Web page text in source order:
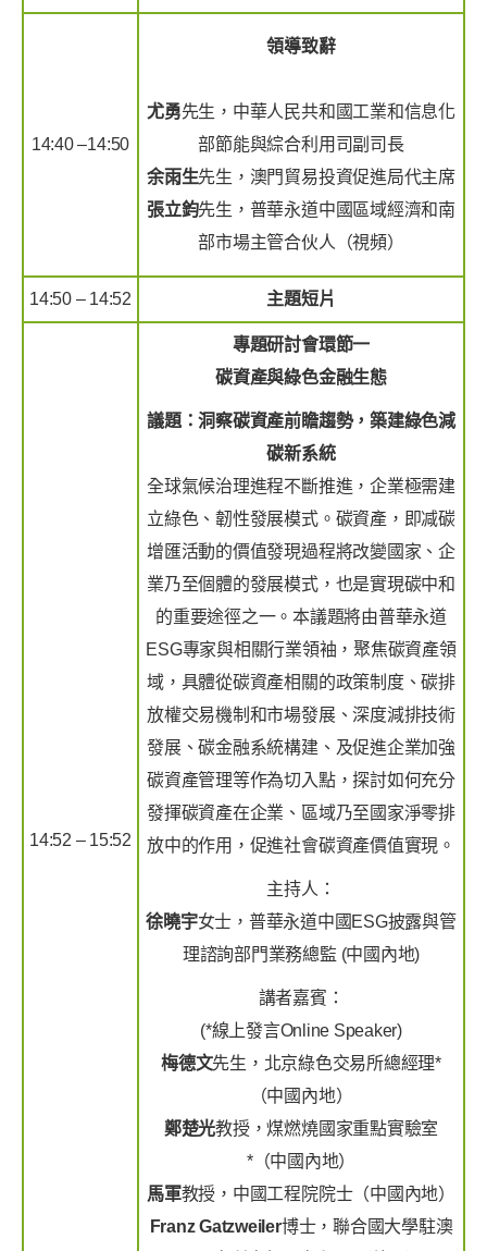
14:40 –14:50
領導致辭
尤勇先生，中華人民共和國工業和信息化
部節能與綜合利用司副司長
余雨生先生，澳門貿易投資促進局代主席
張立鈞先生，普華永道中國區域經濟和南
部市場主管合伙人（視頻）
14:50 – 14:52 主題短片
14:52 – 15:52
專題研討會環節一
碳資產與綠色金融生態
議題：洞察碳資產前瞻趨勢，築建綠色減
碳新系統
全球氣候治理進程不斷推進，企業極需建
立綠色、韌性發展模式。碳資產，即减碳
增匯活動的價值發現過程將改變國家、企
業乃至個體的發展模式，也是實現碳中和
的重要途徑之一。本議題將由普華永道
ESG專家與相關行業領袖，聚焦碳資產領
域，具體從碳資產相關的政策制度、碳排
放權交易機制和市場發展、深度減排技術
發展、碳金融系統構建、及促進企業加強
碳資產管理等作為切入點，探討如何充分
發揮碳資產在企業、區域乃至國家淨零排
放中的作用，促進社會碳資產價值實現。
主持人：
徐曉宇女士，普華永道中國ESG披露與管
理諮詢部門業務總監 (中國內地)
講者嘉賓：
(*線上發言Online Speaker)
梅德文先生，北京綠色交易所總經理*
（中國內地）
鄭楚光教授，煤燃燒國家重點實驗室
*（中國內地）
馬軍教授，中國工程院院士（中國內地）
Franz Gatzweiler博士，聯合國大學駐澳